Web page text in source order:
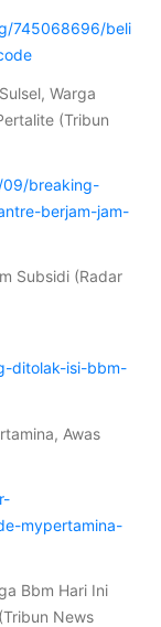
745068696/beli
Warga
(Tribun
09/breaking-
berjam-jam-
Subsidi (Radar
ditolak-isi-bbm-
Awas
mypertamina-
Bbm Hari Ini
News